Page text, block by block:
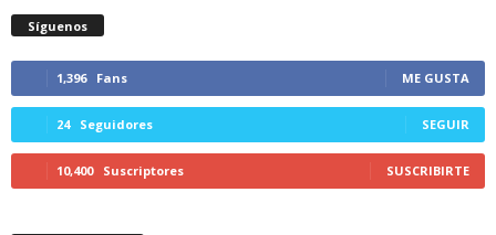
Síguenos
1,396 Fans ME GUSTA
24 Seguidores SEGUIR
10,400 Suscriptores SUSCRIBIRTE